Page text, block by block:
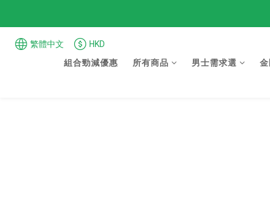
繁體中文
HKD
組合勁減優惠
所有商品 男士需求選